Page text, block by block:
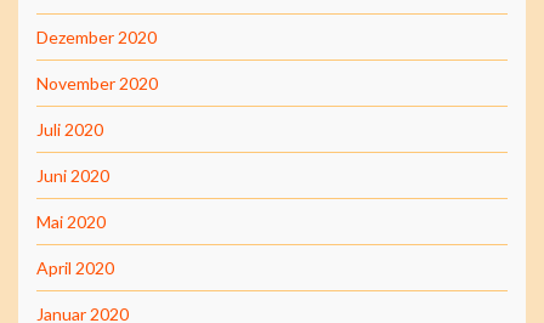
Dezember 2020
November 2020
Juli 2020
Juni 2020
Mai 2020
April 2020
Januar 2020